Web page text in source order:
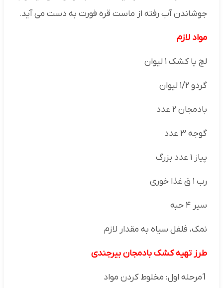
جوشاندن آب رفته از ماست قره فورت به دست می آید.
مواد لازم
لچ یا کشک ۱ لیوان
گردو ۱/۲ لیوان
بادمجان ۲ عدد
گوجه ۳ عدد
پیاز ۱ عدد بزرگ
رب ۱ ق غذا خوری
سیر ۴ حبه
نمک، فلفل سیاه به مقدار لازم
طرز تهیه کشک بادمجان بیرجندی
1مرحله اول: مخلوط کردن مواد